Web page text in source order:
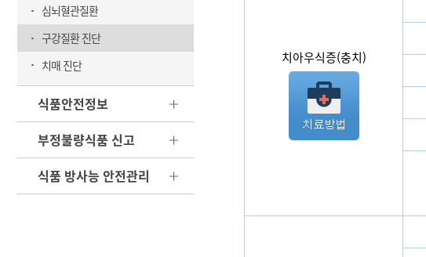
심뇌혈관질환
구강질환 진단
치매 진단
식품안전정보
부정불량식품 신고
식품 방사능 안전관리
치아우식증(충치)